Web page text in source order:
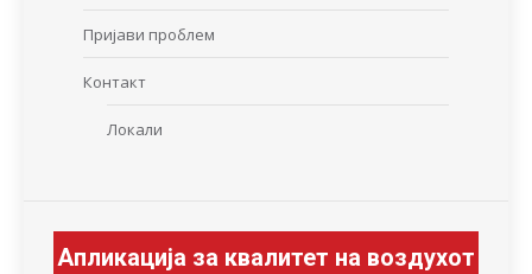
Пријави проблем
Контакт
Локали
Апликација за квалитет на воздухот